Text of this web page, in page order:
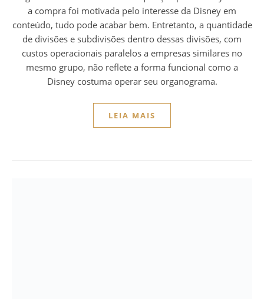
a compra foi motivada pelo interesse da Disney em
conteúdo, tudo pode acabar bem. Entretanto, a quantidade
de divisões e subdivisões dentro dessas divisões, com
custos operacionais paralelos a empresas similares no
mesmo grupo, não reflete a forma funcional como a
Disney costuma operar seu organograma.
LEIA MAIS